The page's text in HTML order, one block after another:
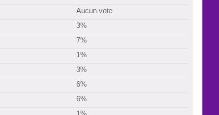
Aucun vote
3%
7%
1%
3%
6%
6%
1%